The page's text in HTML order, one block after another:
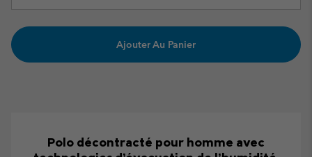
Ajouter Au Panier
Polo décontracté pour homme avec